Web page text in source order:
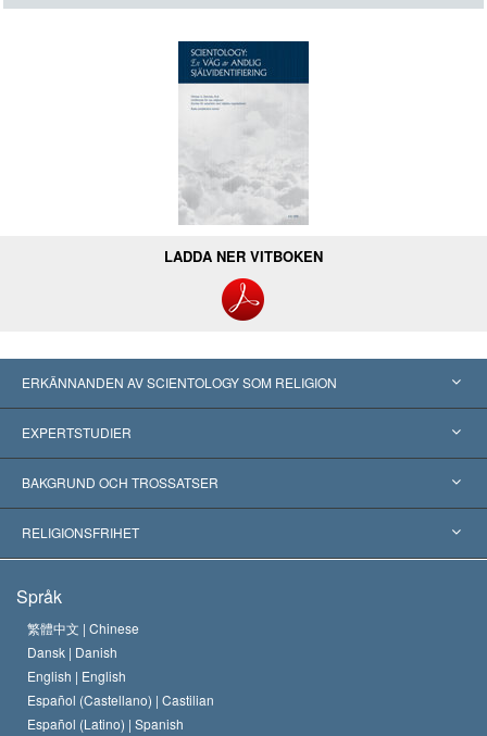
LADDA NER VITBOKEN
ERKÄNNANDEN AV SCIENTOLOGY SOM RELIGION
USA
Erkännanden världen över
Viktiga domstolsutslag
EXPERTSTUDIER
Expertutlåtanden, ordnade efter kategori
Världens främsta experter
BAKGRUND OCH TROSSATSER
L. Ron Hubbard
Scientology-kyrkans trosbekännelse
En scientologs kodex
David Miscavige
RELIGIONSFRIHET
Internationella normer för mänskliga rättigheter
Kungörelse om religion
Språk
繁體中文 | Chinese
Dansk | Danish
English | English
Español (Castellano) | Castilian
Español (Latino) | Spanish